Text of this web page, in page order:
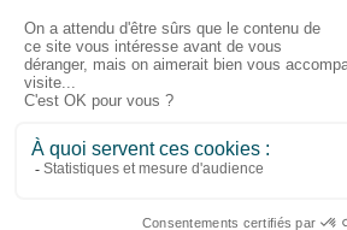
CGV
Données